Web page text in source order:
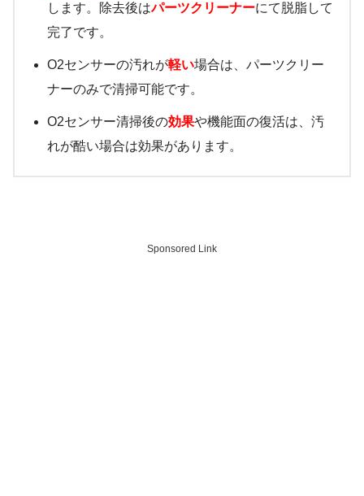
します。除去後はパーツクリーナーにて脱脂して
完了です。
O2センサーの汚れが軽い場合は、パーツクリー
ナーのみで清掃可能です。
O2センサー清掃後の効果や機能面の復活は、汚
れが酷い場合は効果があります。
Sponsored Link